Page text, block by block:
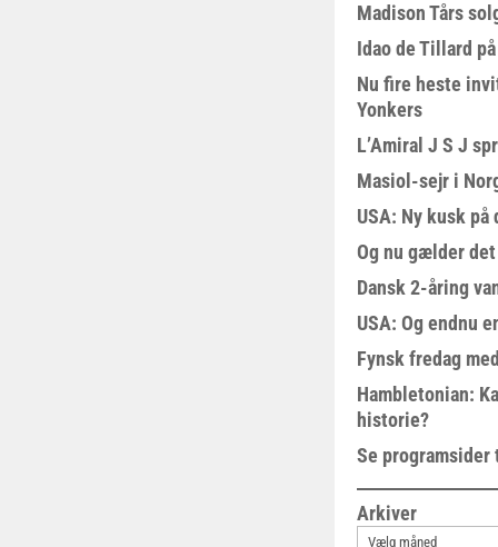
Madison Tårs
Idao de Tillard
Nu fire heste
Yonkers
L’Amiral J S J
Masiol-sejr i
USA: Ny kusk på
Og nu gælder
Dansk 2-åring
USA: Og endnu
Fynsk fredag
Hambletonian:
historie?
Se
Arkiver